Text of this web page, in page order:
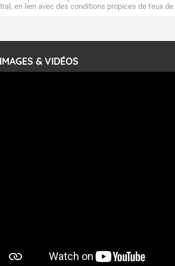
en lien avec des conditions propices de feux de
Mais qu'est-ce que le mistral ? Quelles sont ses
moyenne de 50 km/h et atteindre 80 à 100 km/h
parfois davantage. Il parcourt la basse vallée
et la Provence et envahit le littoral
à partir de la Camargue.
IMAGES & VIDÉOS